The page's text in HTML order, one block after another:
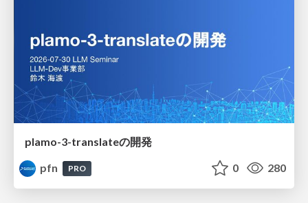
plamo-3-translateの開発
pfn
PRO 0 280